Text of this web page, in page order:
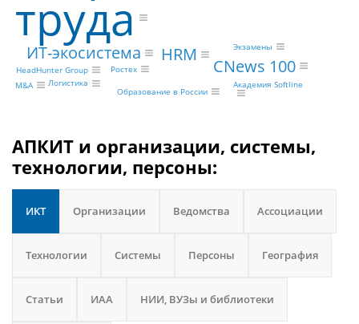
труда
ИТ-экосистема HRM
CNews 100
HeadHunter Group Ростех
M&A
Экзамены
Логистика
Образование в России
Академия Softline
АПКИТ и организации, системы,
технологии, персоны:
ИКТ Организации Ведомства Ассоциации
Технологии Системы Персоны География
Статьи ИАА НИИ, ВУЗы и библиотеки